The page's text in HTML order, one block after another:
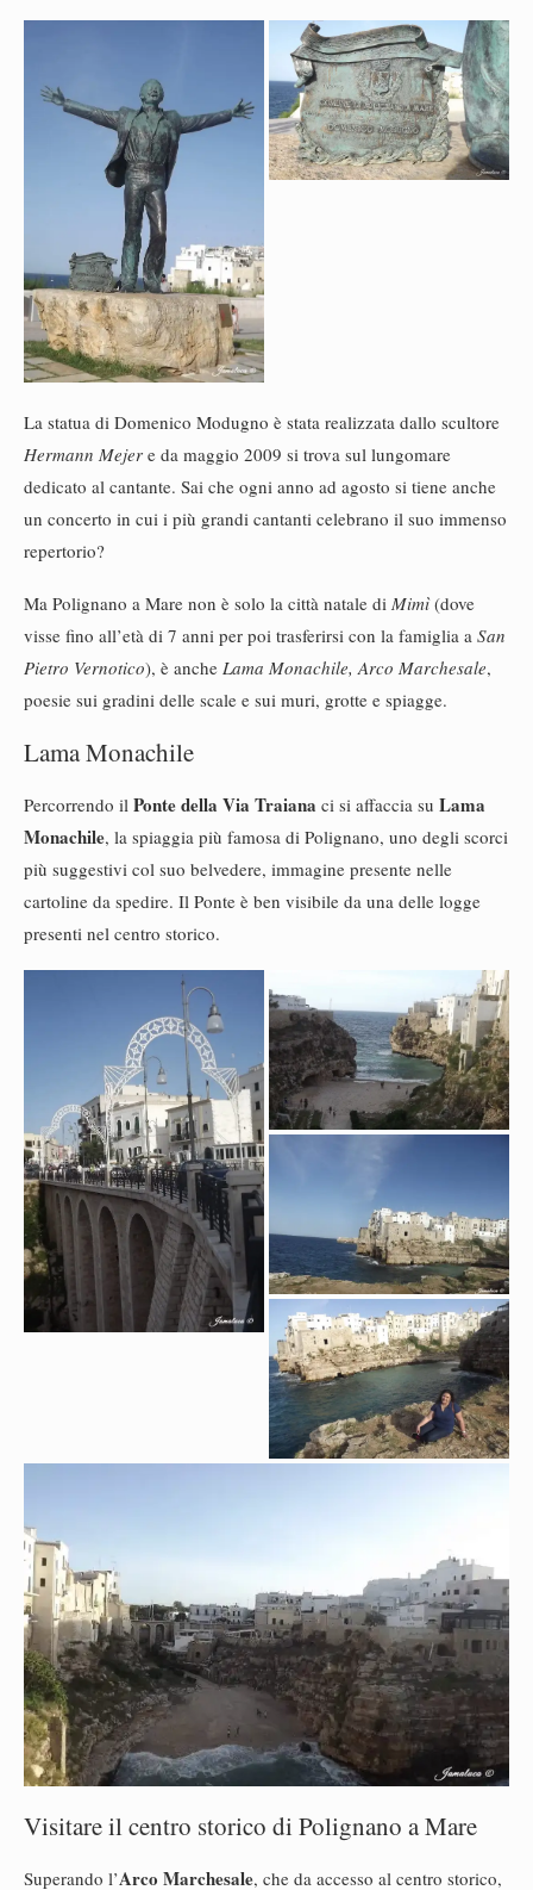
La statua di Domenico Modugno è stata realizzata dallo scultore
Hermann Mejer e da maggio 2009 si trova sul lungomare
dedicato al cantante. Sai che ogni anno ad agosto si tiene anche
un concerto in cui i più grandi cantanti celebrano il suo immenso
repertorio?
Ma Polignano a Mare non è solo la città natale di Mimì(dove
visse fino all’età di 7 anni per poi trasferirsi con la famiglia a San
Pietro Vernotico), è anche Lama Monachile, Arco Marchesale,
poesie sui gradini delle scale e sui muri, grotte e spiagge.
Lama Monachile
Percorrendo il Ponte della Via Traiana ci si affaccia su Lama
Monachile, la spiaggia più famosa di Polignano, uno degli scorci
più suggestivi col suo belvedere, immagine presente nelle
cartoline da spedire. Il Ponte è ben visibile da una delle logge
presenti nel centro storico.
Visitare il centro storico di Polignano a Mare
Superando l’Arco Marchesale, che da accesso al centro storico,